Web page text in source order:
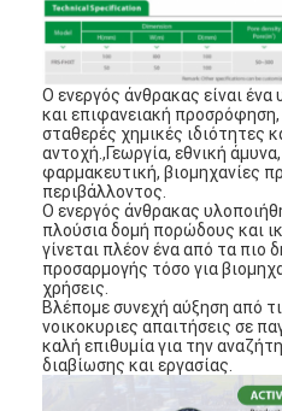
Ο ενεργός άνθρακας είναι
και επιφανειακή
σταθερές χημικές ιδιότητες
αντοχή.,Γεωργία, εθνική
φαρμακευτική, βιομηχανίες
περιβάλλοντος.
Ο ενεργός άνθρακας
πλούσια δομή πορώδους και
γίνεται πλέον ένα από τα πιο
προσαρμογής τόσο για
χρήσεις.
Βλέπομε συνεχή αύξηση από
νοικοκυριες απαιτήσεις σε
καλή επιθυμία για την
διαβίωσης και εργασίας.